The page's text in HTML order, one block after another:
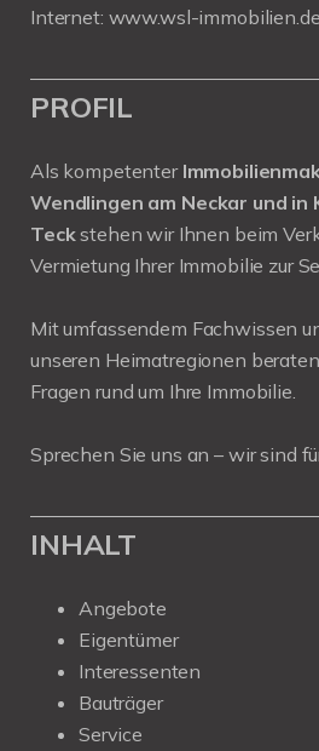
Internet: www.wsl-immobilien.de
PROFIL
Als kompetenter
Wendlingen am Neckar und in
Teckstehen wir Ihnen beim
Vermietung Ihrer Immobilie zur
Mit umfassendem Fachwissen
unseren Heimatregionen
Fragen rund um Ihre Immobilie.
Sprechen Sie uns an – wir sind
INHALT
Angebote
Eigentümer
Interessenten
Bauträger
Service